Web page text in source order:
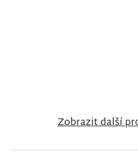
Zobrazit další